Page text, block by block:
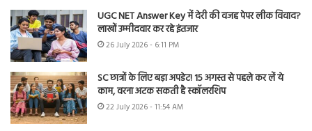
UGC NET Answer Key में देरी की वजह पेपर लीक विवाद?
लाखों उम्मीदवार कर रहे इंतजार
26 July 2026 - 6:11 PM
SC छात्रों के लिए बड़ा अपडेट! 15 अगस्त से पहले कर लें ये
काम, वरना अटक सकती है स्कॉलरशिप
22 July 2026 - 11:54 AM